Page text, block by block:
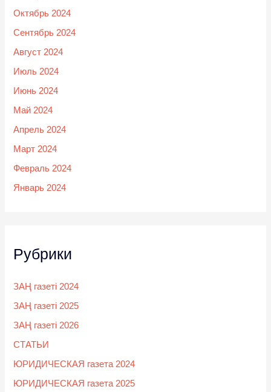
Октябрь 2024
Сентябрь 2024
Август 2024
Июль 2024
Июнь 2024
Май 2024
Апрель 2024
Март 2024
Февраль 2024
Январь 2024
Рубрики
ЗАҢ газеті 2024
ЗАҢ газеті 2025
ЗАҢ газеті 2026
СТАТЬИ
ЮРИДИЧЕСКАЯ газета 2024
ЮРИДИЧЕСКАЯ газета 2025